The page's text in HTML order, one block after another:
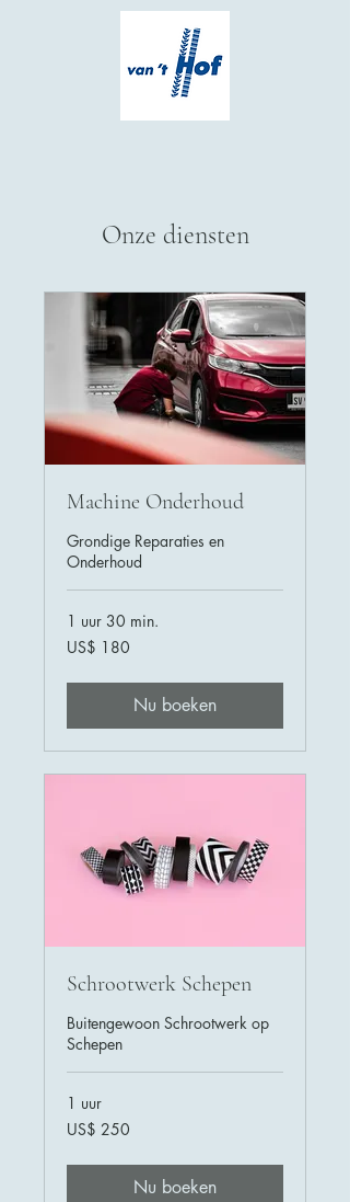
Onze diensten
Machine Onderhoud
Grondige Reparaties en
Onderhoud
1 uur 30 min.
180
Amerikaanse
US$ 180
Nu boeken
Schrootwerk Schepen
Buitengewoon Schrootwerk op
Schepen
1 uur
250
Amerikaanse
US$ 250
Nu boeken